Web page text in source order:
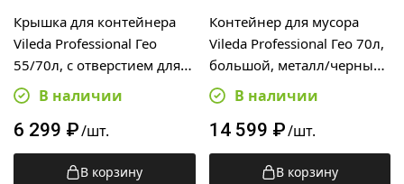
Крышка для контейнера
Vileda Professional Гео
55/70л, с отверстием для
бутылок, черный/зелен,
137734
В наличии
6 299 ₽/шт.
В корзину
Контейнер для мусора
Vileda Professional Гео 70л,
большой, металл/черный,
137729В наличии
14 599 ₽/шт.
В корзину